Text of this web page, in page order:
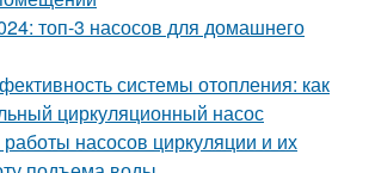
топ-3 насосов для домашнего
системы отопления: как
циркуляционный насос
насосов циркуляции и их